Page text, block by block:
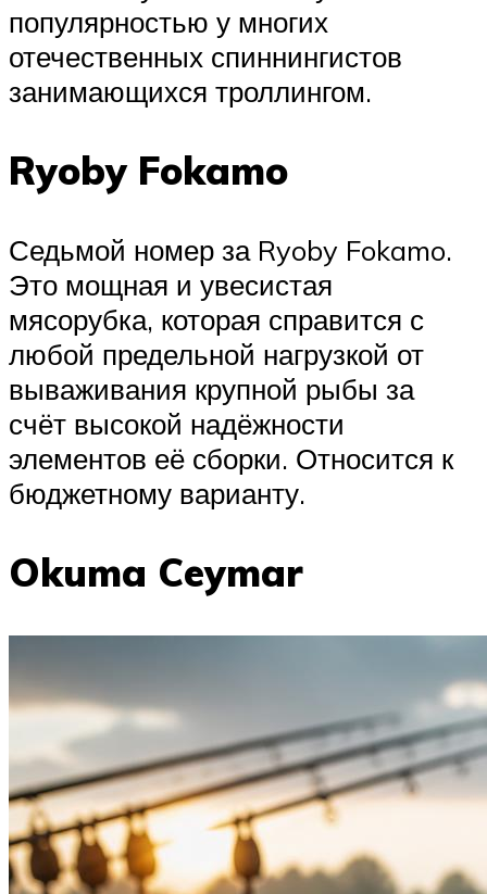
популярностью у многих
отечественных спиннингистов
занимающихся троллингом.
Ryoby Fokamo
Седьмой номер за Ryoby Fokamo.
Это мощная и увесистая
мясорубка, которая справится с
любой предельной нагрузкой от
вываживания крупной рыбы за
счёт высокой надёжности
элементов её сборки. Относится к
бюджетному варианту.
Okuma Ceymar